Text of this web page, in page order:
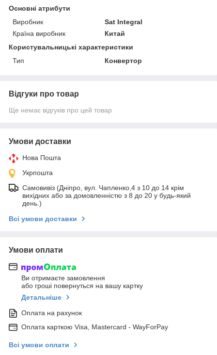
Основні атрибути
Виробник
Sat Integral
Країна виробник
Китай
Користувальницькі характеристики
Тип
Конвертор
Відгуки про товар
Ще немає відгуків про цей товар
Умови доставки
Нова Пошта
Укрпошта
Самовивіз (Дніпро, вул. Чапленко,4 з 10 до 14 крім
вихідних або за домовленністю з 8 до 20 у будь-який
день.)
Всі умови доставки
Умови оплати
Ви отримаєте замовлення
або гроші повернуться на вашу картку
Детальніше
Оплата на рахунок
Оплата карткою Visa, Mastercard - WayForPay
Всі умови оплати